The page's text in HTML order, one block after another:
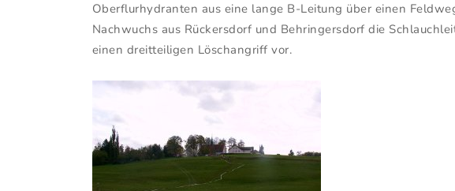
Oberflurhydranten aus eine lange B-Leitung über einen
Nachwuchs aus Rückersdorf und Behringersdorf die
einen dreitteiligen Löschangriff vor.